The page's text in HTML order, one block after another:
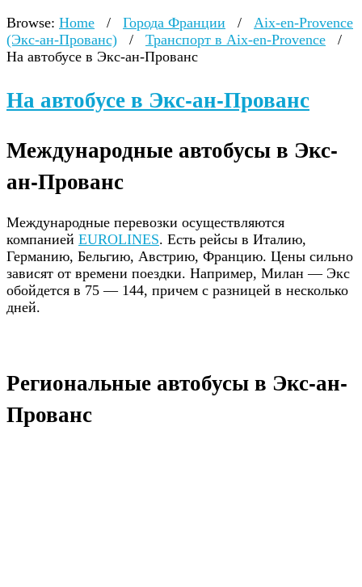
Browse: Home / Города Франции /
Aix-en-Provence
(Экс-ан-Прованс)
/ Транспорт в Aix-en-Provence
/
На автобусе в Экс-ан-Прованс
На автобусе в Экс-ан-Прованс
Международные автобусы в Экс-
ан-Прованс
Международные перевозки осуществляются
компанией EUROLINES. Есть рейсы в Италию,
Германию, Бельгию, Австрию, Францию. Цены сильно
зависят от времени поездки. Например, Милан — Экс
обойдется в 75 — 144, причем с разницей в несколько
дней.
Региональные автобусы в Экс-ан-
Прованс